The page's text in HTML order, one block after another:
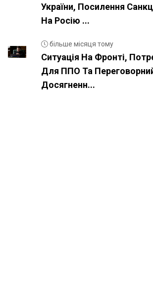
України, Посилення
На Росію ...
більше місяця тому
Ситуація На Фронті,
Для ППО Та
Досягненн...